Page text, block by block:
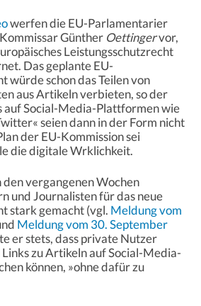
werfen die EU-Parlamentarier
Günther Oettingervor,
Leistungsschutzrecht
Das geplante EU-
würde schon das Teilen von
aus Artikeln verbieten, so der
auf Social-Media-Plattformen wie
seien dann in der Form nicht
der EU-Kommission sei
die digitale Wrklichkeit.
den vergangenen Wochen
und Journalisten für das neue
stark gemacht (vgl. Meldung vom
Meldung vom 30. September
er stets, dass private Nutzer
zu Artikeln auf Social-Media-
können, »ohne dafür zu